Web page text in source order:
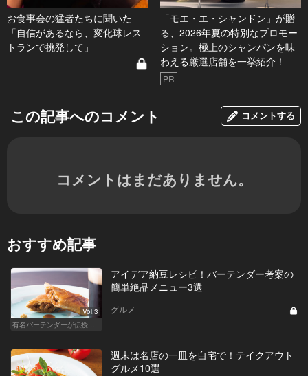
お食事会の猛者たちに聞いた
「自信があるなら、変化球レス
トランで挑発して」
「モエ・エ・シャンドン」が贈
る、2026年夏の特別なプロモー
ション。極上のシャンパンを味
わえる厳選店舗を一挙紹介！
PR
この記事へのコメント コメントする
コメントはまだありません。
おすすめ記事
Vol.3
有名バーテンダーが伝授する簡単つまみレシピ
アイデア納豆レシピ！バーテンダー考案の
簡単絶品メニュー3選
グルメ
週末は名店の一皿を自宅で！テイクアウト
グルメ10選